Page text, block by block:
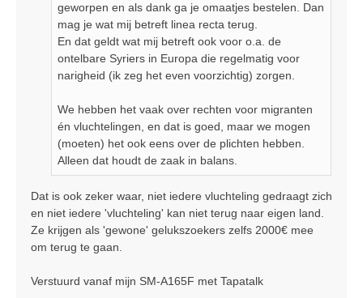
geworpen en als dank ga je omaatjes bestelen. Dan
mag je wat mij betreft linea recta terug.
En dat geldt wat mij betreft ook voor o.a. de
ontelbare Syriers in Europa die regelmatig voor
narigheid (ik zeg het even voorzichtig) zorgen.
We hebben het vaak over rechten voor migranten
én vluchtelingen, en dat is goed, maar we mogen
(moeten) het ook eens over de plichten hebben.
Alleen dat houdt de zaak in balans.
Dat is ook zeker waar, niet iedere vluchteling gedraagt zich
en niet iedere 'vluchteling' kan niet terug naar eigen land.
Ze krijgen als 'gewone' gelukszoekers zelfs 2000€ mee
om terug te gaan.
Verstuurd vanaf mijn SM-A165F met Tapatalk